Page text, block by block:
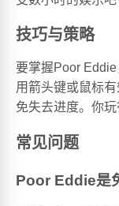
技巧与策略
要掌握Poor
用箭头键或鼠标
免失去进度。你玩
常见问题
Poor Eddie是